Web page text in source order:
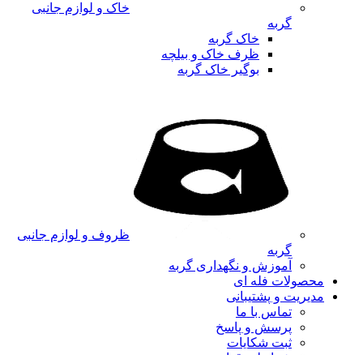
خاک و لوازم جانبی
گربه
خاک گربه
ظرف خاک و بیلچه
بوگیر خاک گربه
ظروف و لوازم جانبی
گربه
آموزش و نگهداری گربه
محصولات فله ای
مدیریت و پشتیبانی
تماس با ما
پرسش و پاسخ
ثبت شکایات